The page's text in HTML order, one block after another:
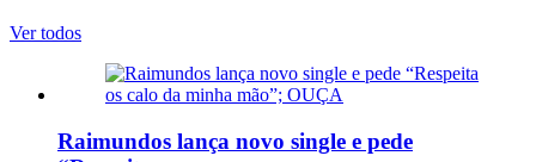
Ver todos
Raimundos lança novo single e pede